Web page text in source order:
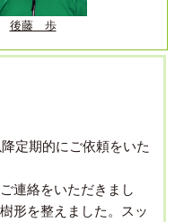
後藤 歩
定期的にご依頼をいた
連絡をいただきまし
形を整えました。スッ